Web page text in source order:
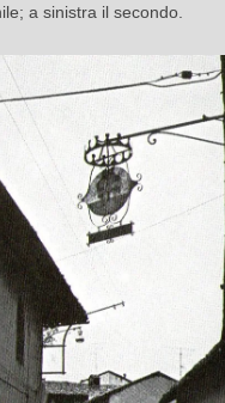
a sinistra il secondo.